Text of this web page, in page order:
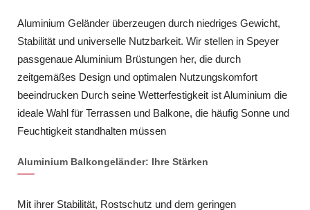
Aluminium Geländer überzeugen durch niedriges Gewicht,
Stabilität und universelle Nutzbarkeit. Wir stellen in Speyer
passgenaue Aluminium Brüstungen her, die durch
zeitgemäßes Design und optimalen Nutzungskomfort
beeindrucken Durch seine Wetterfestigkeit ist Aluminium die
ideale Wahl für Terrassen und Balkone, die häufig Sonne und
Feuchtigkeit standhalten müssen
Aluminium Balkongeländer: Ihre Stärken
Mit ihrer Stabilität, Rostschutz und dem geringen